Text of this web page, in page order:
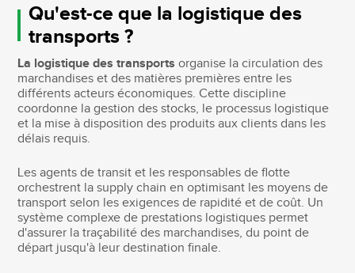
Qu'est-ce que la logistique des
transports ?
La logistique des transports organise la circulation des
marchandises et des matières premières entre les
différents acteurs économiques. Cette discipline
coordonne la gestion des stocks, le processus logistique
et la mise à disposition des produits aux clients dans les
délais requis.
Les agents de transit et les responsables de flotte
orchestrent la supply chain en optimisant les moyens de
transport selon les exigences de rapidité et de coût. Un
système complexe de prestations logistiques permet
d'assurer la traçabilité des marchandises, du point de
départ jusqu'à leur destination finale.